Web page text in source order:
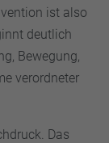
ist also
deutlich
Bewegung,
verordneter
Das